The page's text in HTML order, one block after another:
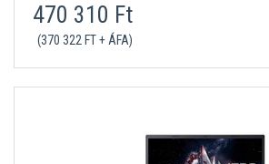
470 310 Ft
(370 322 FT + ÁFA)